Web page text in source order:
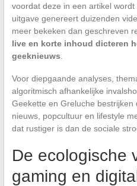
voordat deze in een artikel
uitgave genereert duizenden
meer bekeken dan geschreven
live en korte inhoud dicteren
geeknieuws
Voor diepgaande analyses,
algoritmisch afhankelijke
Geekette en Greluche bestrijken
nieuws, popcultuur en lifestyle
dat rustiger is dan de sociale
De ecologische
gaming en